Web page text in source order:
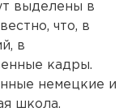
выделены в
что, в
в
кадры.
немецкие и
школа.